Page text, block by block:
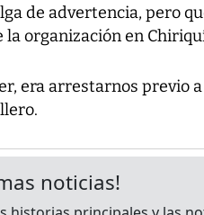
de advertencia, pero
organización en
era arrestarnos previo